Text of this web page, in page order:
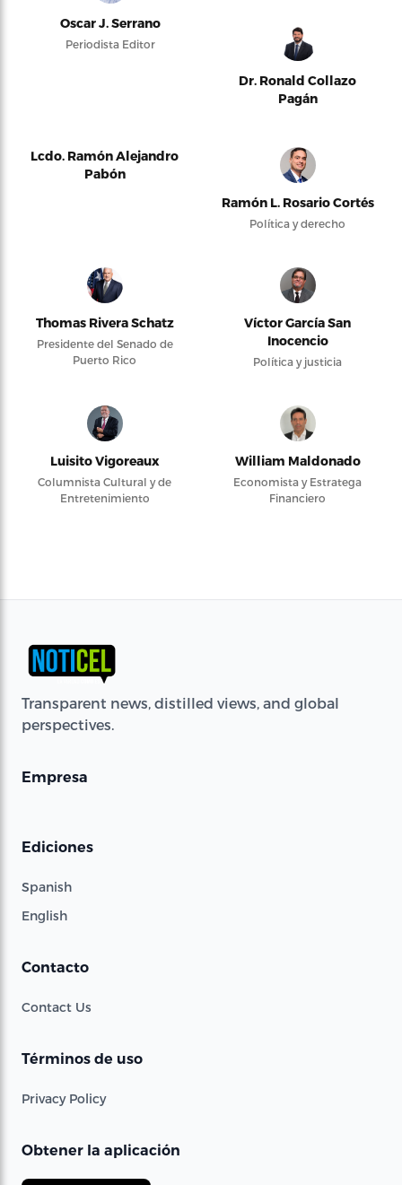
Oscar J. Serrano
Periodista Editor
Dr. Ronald Collazo
Pagán
Lcdo. Ramón Alejandro
Pabón
Ramón L. Rosario Cortés
Política y derecho
Thomas Rivera Schatz
Presidente del Senado de
Puerto Rico
Víctor García San
Inocencio
Política y justicia
Luisito Vigoreaux
Columnista Cultural y de
Entretenimiento
William Maldonado
Economista y Estratega
Financiero
Transparent news, distilled views, and global
perspectives.
Empresa
Ediciones
Spanish
English
Contacto
Contact Us
Términos de uso
Privacy Policy
Obtener la aplicación